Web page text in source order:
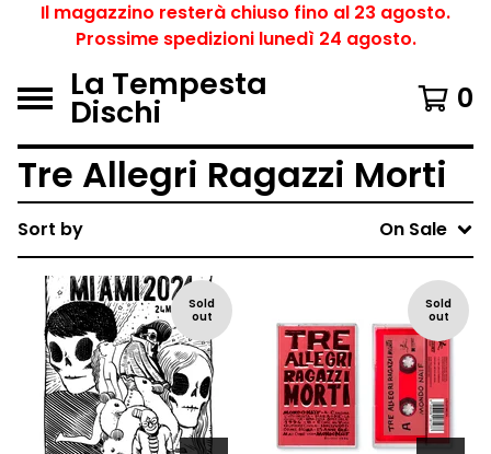
Il magazzino resterà chiuso fino al 23 agosto.
Prossime spedizioni lunedì 24 agosto.
La Tempesta
Dischi 0
Tre Allegri Ragazzi Morti
Sort by On Sale
Sold
out
Sold
out